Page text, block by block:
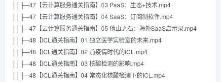
││├─47【云计算服务通关指南】03 PaaS：生态+技术.mp4
││├─47【云计算服务通关指南】04 SaaS：订阅制软件.mp4
││├─47【云计算服务通关指南】05 他山之石：海外SaaS启示录.mp4
││├─48【ICL通关指南】01 独立医学实验室的未来.mp4
││├─48【ICL通关指南】02 前疫情时代的ICL.mp4
││├─48【ICL通关指南】03 核酸检测的影响.mp4
││├─48【ICL通关指南】04 常态化核酸检测下的ICL.mp4